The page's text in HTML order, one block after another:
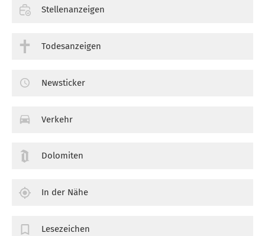
Stellenanzeigen
Todesanzeigen
Newsticker
Verkehr
Dolomiten
In der Nähe
Lesezeichen